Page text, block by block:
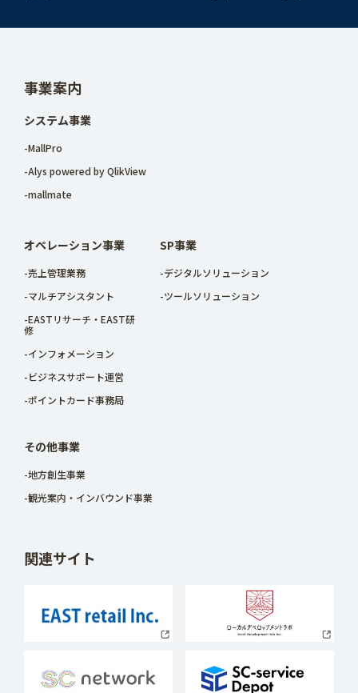
事業案内
システム事業
-MallPro
-Alys powered by QlikView
-mallmate
オペレーション事業
-売上管理業務
-マルチアシスタント
-EASTリサーチ・EAST研
修
-インフォメーション
-ビジネスサポート運営
-ポイントカード事務局
SP事業
-デジタルソリューション
-ツールソリューション
その他事業
-地方創生事業
-観光案内・インバウンド事業
関連サイト